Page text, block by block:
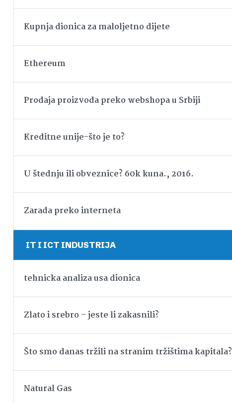
Kupnja dionica za maloljetno dijete
Ethereum
Prodaja proizvoda preko webshopa u Srbiji
Kreditne unije-što je to?
U štednju ili obveznice? 60k kuna., 2016.
Zarada preko interneta
IT I ICT INDUSTRIJA
tehnicka analiza usa dionica
Zlato i srebro – jeste li zakasnili?
Što smo danas tržili na stranim tržištima kapitala?
Natural Gas